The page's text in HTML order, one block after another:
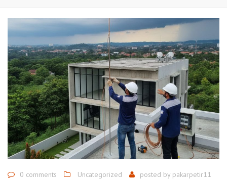
0 comments Uncategorized posted by pakarpetir11